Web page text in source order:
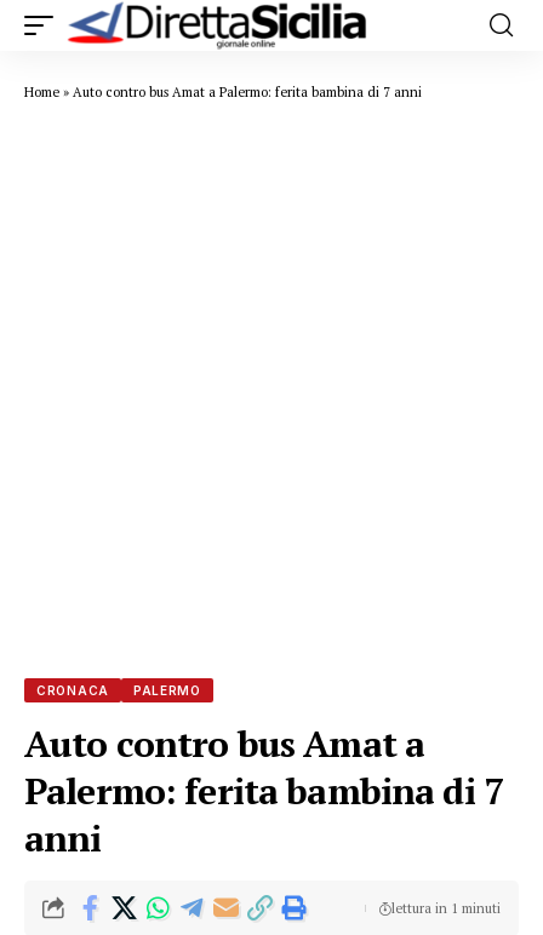
Home » Auto contro bus Amat a Palermo: ferita bambina di 7 anni
CRONACA PALERMO
Auto contro bus Amat a
Palermo: ferita bambina di 7
anni
lettura in 1 minuti